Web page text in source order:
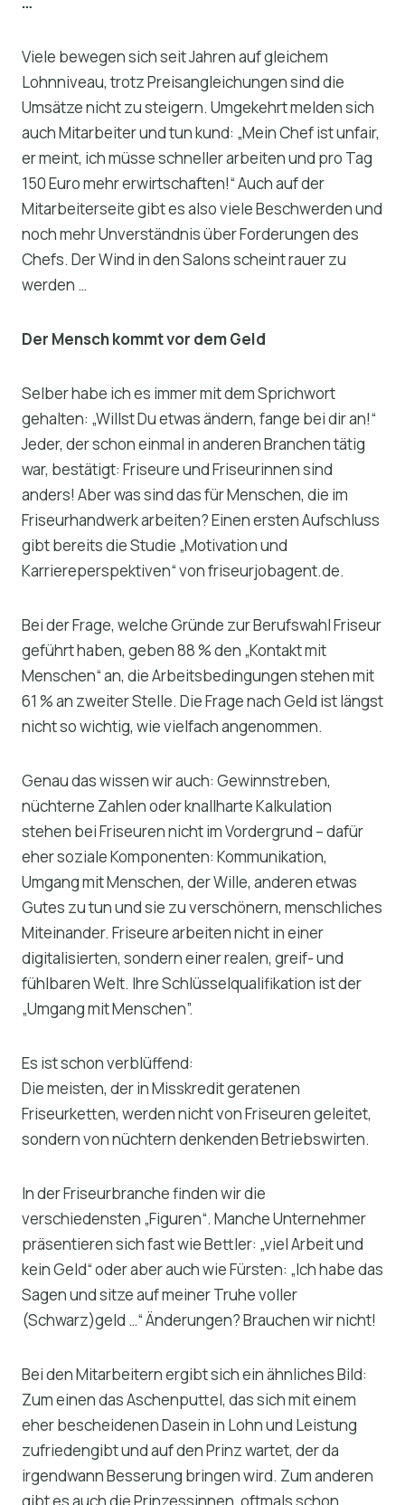
Viele bewegen sich seit Jahren auf gleichem
Lohnniveau, trotz Preisangleichungen sind die
Umsätze nicht zu steigern. Umgekehrt melden sich
auch Mitarbeiter und tun kund: „Mein Chef ist unfair,
er meint, ich müsse schneller arbeiten und pro Tag
150 Euro mehr erwirtschaften!“ Auch auf der
Mitarbeiterseite gibt es also viele Beschwerden und
noch mehr Unverständnis über Forderungen des
Chefs. Der Wind in den Salons scheint rauer zu
werden …
Der Mensch kommt vor dem Geld
Selber habe ich es immer mit dem Sprichwort
gehalten: „Willst Du etwas ändern, fange bei dir an!“
Jeder, der schon einmal in anderen Branchen tätig
war, bestätigt: Friseure und Friseurinnen sind
anders! Aber was sind das für Menschen, die im
Friseurhandwerk arbeiten? Einen ersten Aufschluss
gibt bereits die Studie „Motivation und
Karriereperspektiven“ von friseurjobagent.de.
Bei der Frage, welche Gründe zur Berufswahl Friseur
geführt haben, geben 88 % den „Kontakt mit
Menschen“ an, die Arbeitsbedingungen stehen mit
61 % an zweiter Stelle. Die Frage nach Geld ist längst
nicht so wichtig, wie vielfach angenommen.
Genau das wissen wir auch: Gewinnstreben,
nüchterne Zahlen oder knallharte Kalkulation
stehen bei Friseuren nicht im Vordergrund – dafür
eher soziale Komponenten: Kommunikation,
Umgang mit Menschen, der Wille, anderen etwas
Gutes zu tun und sie zu verschönern, menschliches
Miteinander. Friseure arbeiten nicht in einer
digitalisierten, sondern einer realen, greif- und
fühlbaren Welt. Ihre Schlüsselqualifikation ist der
„Umgang mit Menschen”.
Es ist schon verblüffend:
Die meisten, der in Misskredit geratenen
Friseurketten, werden nicht von Friseuren geleitet,
sondern von nüchtern denkenden Betriebswirten.
In der Friseurbranche finden wir die
verschiedensten „Figuren“. Manche Unternehmer
präsentieren sich fast wie Bettler: „viel Arbeit und
kein Geld“ oder aber auch wie Fürsten: „Ich habe das
Sagen und sitze auf meiner Truhe voller
(Schwarz)geld …“ Änderungen? Brauchen wir nicht!
Bei den Mitarbeitern ergibt sich ein ähnliches Bild:
Zum einen das Aschenputtel, das sich mit einem
eher bescheidenen Dasein in Lohn und Leistung
zufriedengibt und auf den Prinz wartet, der da
irgendwann Besserung bringen wird. Zum anderen